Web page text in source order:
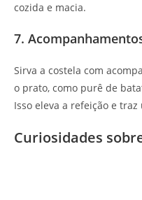
cozida e macia.
7.
Sirva a costela com
o prato, como purê de
Isso eleva a refeição e
Curiosidades